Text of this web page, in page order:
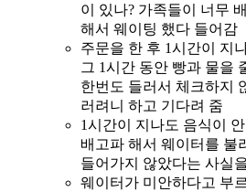
이 있나? 가족들이 너무
해서 웨이팅 했다 들어감
주문을 한 후 1시간이 지
그 1시간 동안 빵과 물을
한번도 들러서 체크하지
러려니 하고 기다려 줌
1시간이 지나도 음식이
배고파 해서 웨이터를 불
들어가지 않았다는 사실
웨이터가 미안하다고 부